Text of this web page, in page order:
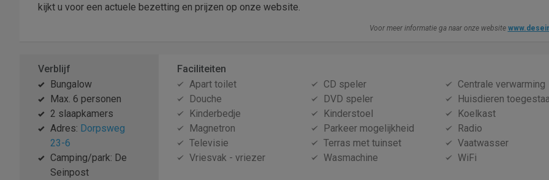
kijkt u voor een actuele bezetting en prijzen op onze website.
Voor meer informatie ga naar onze website
Verblijf
Bungalow
Max. 6 personen
2 slaapkamers
Adres: Dorpsweg
23-6
Camping/park: De
Seinpost
Faciliteiten
Apart toilet
CD speler
Centrale verwarming
Douche
DVD speler
Huisdieren
Kinderbedje
Kinderstoel
Koelkast
Magnetron
Parkeer mogelijkheid
Radio
Televisie
Terras met tuinset
Vaatwasser
Vriesvak - vriezer
Wasmachine WiFi